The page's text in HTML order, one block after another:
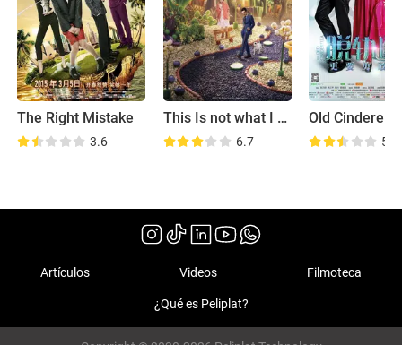
The Right Mistake
3.6
This Is not what I expected
6.7
Old Cinderella
5.3
Artículos Videos Filmoteca
¿Qué es Peliplat?